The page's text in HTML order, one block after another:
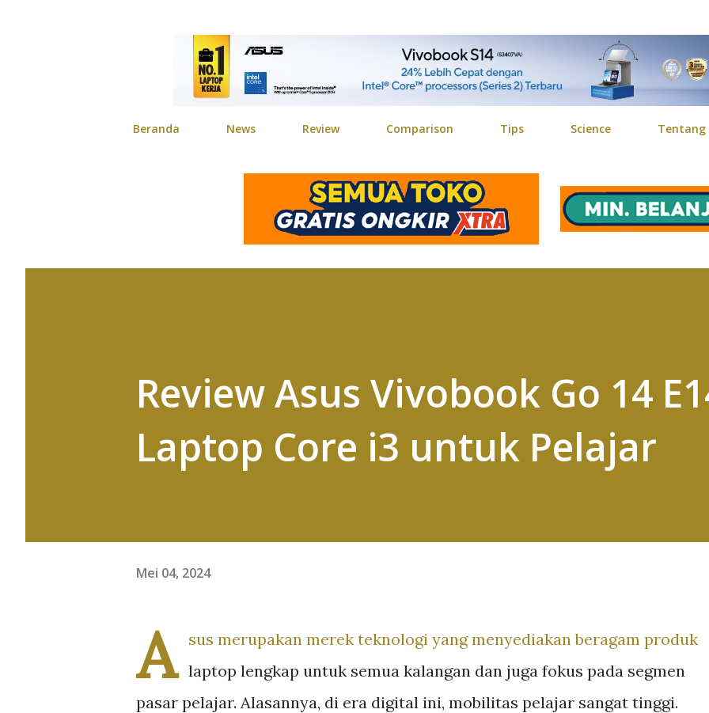
Beranda News Review Comparison Tips Science Tentang
Review Asus Vivobook Go 14
Laptop Core i3 untuk Pelajar
Mei 04, 2024
A
sus merupakan merek teknologi yang menyediakan beragam produk
laptop lengkap untuk semua kalangan dan juga fokus pada segmen
pasar pelajar. Alasannya, di era digital ini, mobilitas pelajar sangat tinggi.